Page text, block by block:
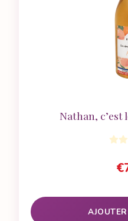
Nathan, c’est
€